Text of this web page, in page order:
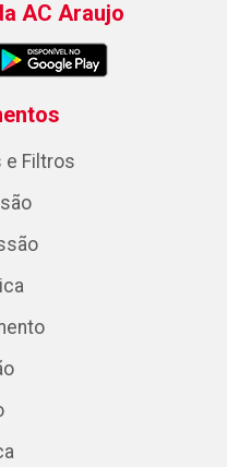
AC Araujo
e Filtros